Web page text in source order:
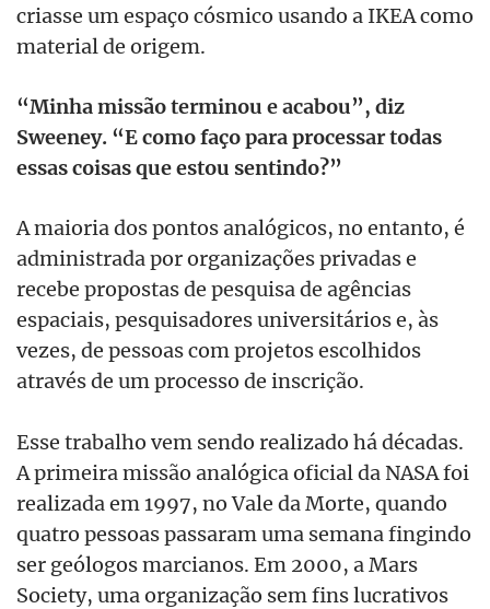
criasse um espaço cósmico usando a IKEA como
material de origem.
“Minha missão terminou e acabou”, diz
Sweeney. “E como faço para processar todas
essas coisas que estou sentindo?”
A maioria dos pontos analógicos, no entanto, é
administrada por organizações privadas e
recebe propostas de pesquisa de agências
espaciais, pesquisadores universitários e, às
vezes, de pessoas com projetos escolhidos
através de um processo de inscrição.
Esse trabalho vem sendo realizado há décadas.
A primeira missão analógica oficial da NASA foi
realizada em 1997, no Vale da Morte, quando
quatro pessoas passaram uma semana fingindo
ser geólogos marcianos. Em 2000, a Mars
Society, uma organização sem fins lucrativos